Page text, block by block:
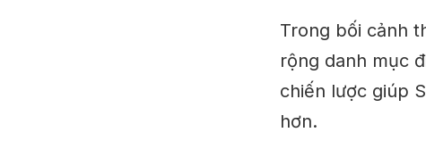
Trong bối cảnh
rộng danh mục
chiến lược giúp
hơn.